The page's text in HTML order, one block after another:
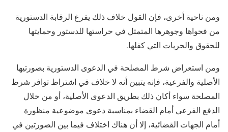
ومن ناحية أخرى، فإن القول خلاف ذلك يفرغ الرقابة الدستورية
من فحواها وجوهرها المتمثل في حراستها للدستور وحمايتها
للحقوق والحريات التي كفلها.
ومن استعراض شرط المصلحة في الدعوى الدستورية بصورتيها
الأصلية والفرعية، فإنه يتبين أنه لا خلاف في اشتراط توافر شرط
المصلحة سواء أكان ذلك بطريق الدعوى الأصلية، أو من خلال
الدفع الفرعي أمام القضاء بمناسبة دعوى موضوعية منظورة
أمام الجهات القضائية، إلا أن هناك اختلاف فيما بين الصورتين في